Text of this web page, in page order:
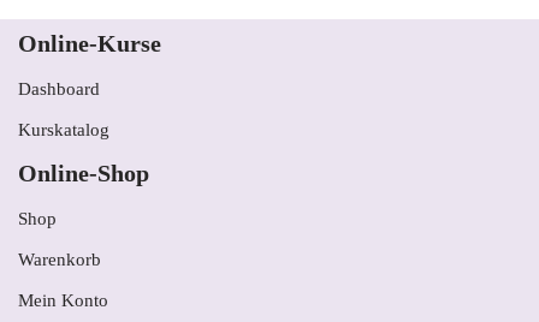
Online-Kurse
Dashboard
Kurskatalog
Online-Shop
Shop
Warenkorb
Mein Konto